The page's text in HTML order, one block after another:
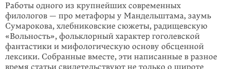
Работы одного из крупнейших современных
филологов — про мета­форы у Мандель­штама, заумь
Сумаро­кова, хлебниковские сюжеты, радищев­скую
«Вольность», фоль­клор­ный характер гоголевской
фантастики и мифологи­ческую основу обсценной
лексики. Собранные вместе, эти написанные в разное